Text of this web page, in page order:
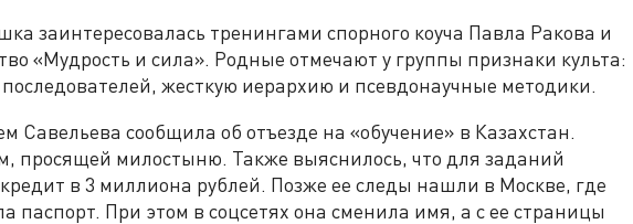
заинтересовалась тренингами спорного коуча Павла Ракова и
«Мудрость и сила». Родные отмечают у группы признаки культа:
жесткую иерархию и псевдонаучные методики.
Савельева сообщила об отъезде на «обучение» в Казахстан.
просящей милостыню. Также выяснилось, что для заданий
в 3 миллиона рублей. Позже ее следы нашли в Москве, где
паспорт. При этом в соцсетях она сменила имя, а с ее страницы